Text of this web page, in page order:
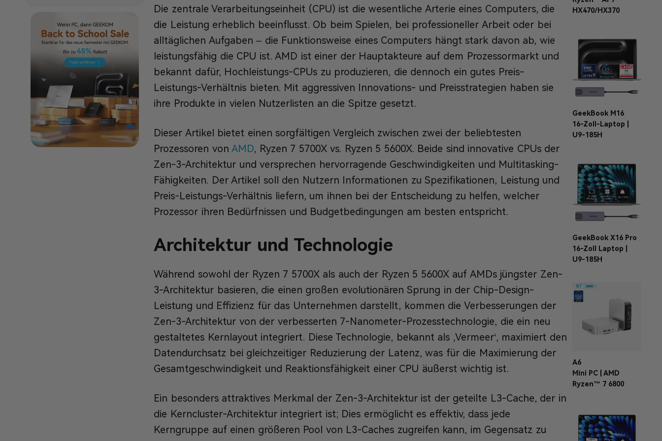
Die zentrale Verarbeitungseinheit (CPU) ist die wesentliche Arterie eines Computers, die
die Leistung erheblich beeinflusst. Ob beim Spielen, bei professioneller Arbeit oder bei
alltäglichen Aufgaben – die Funktionsweise eines Computers hängt stark davon ab, wie
leistungsfähig die CPU ist. AMD ist einer der Hauptakteure auf dem Prozessormarkt und
bekannt dafür, Hochleistungs-CPUs zu produzieren, die dennoch ein gutes Preis-
Leistungs-Verhältnis bieten. Mit aggressiven Innovations- und Preisstrategien haben sie
ihre Produkte in vielen Nutzerlisten an die Spitze gesetzt.
Dieser Artikel bietet einen sorgfältigen Vergleich zwischen zwei der beliebtesten
Prozessoren von AMD, Ryzen 7 5700X vs. Ryzen 5 5600X. Beide sind innovative CPUs der
Zen-3-Architektur und versprechen hervorragende Geschwindigkeiten und Multitasking-
Fähigkeiten. Der Artikel soll den Nutzern Informationen zu Spezifikationen, Leistung und
Preis-Leistungs-Verhältnis liefern, um ihnen bei der Entscheidung zu helfen, welcher
Prozessor ihren Bedürfnissen und Budgetbedingungen am besten entspricht.
Architektur und Technologie
Während sowohl der Ryzen 7 5700X als auch der Ryzen 5 5600X auf AMDs jüngster Zen-
3-Architektur basieren, die einen großen evolutionären Sprung in der Chip-Design-
Leistung und Effizienz für das Unternehmen darstellt, kommen die Verbesserungen der
Zen-3-Architektur von der verbesserten 7-Nanometer-Prozesstechnologie, die ein neu
gestaltetes Kernlayout integriert. Diese Technologie, bekannt als ‚Vermeer‘, maximiert den
Datendurchsatz bei gleichzeitiger Reduzierung der Latenz, was für die Maximierung der
Gesamtgeschwindigkeit und Reaktionsfähigkeit einer CPU äußerst wichtig ist.
Ein besonders attraktives Merkmal der Zen-3-Architektur ist der geteilte L3-Cache, der in
die Kerncluster-Architektur integriert ist; Dies ermöglicht es effektiv, dass jede
Kerngruppe auf einen größeren Pool von L3-Caches zugreifen kann, im Gegensatz zu
HX470/HX370
GeekBook M16
16-Zoll-Laptop |
U9-185H
GeekBook X16 Pro
16-Zoll Laptop |
U9-185H
A6
Mini PC | AMD
Ryzen™ 7 6800